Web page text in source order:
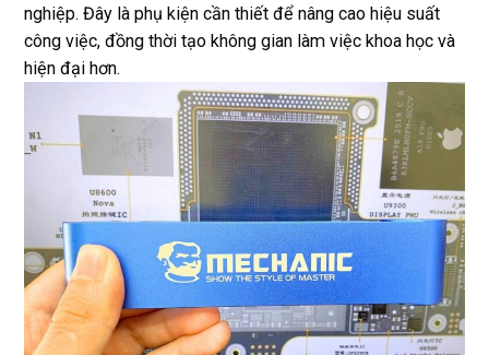
nghiệp. Đây là phụ kiện cần thiết để nâng cao hiệu suất
công việc, đồng thời tạo không gian làm việc khoa học và
hiện đại hơn.